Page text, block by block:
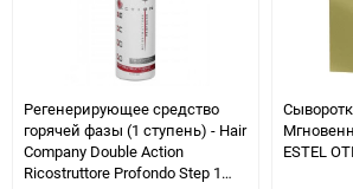
Регенерирующее средство
горячей фазы (1 ступень) - Hair
Company Double Action
Ricostruttore Profondo Step 1
ESTEL